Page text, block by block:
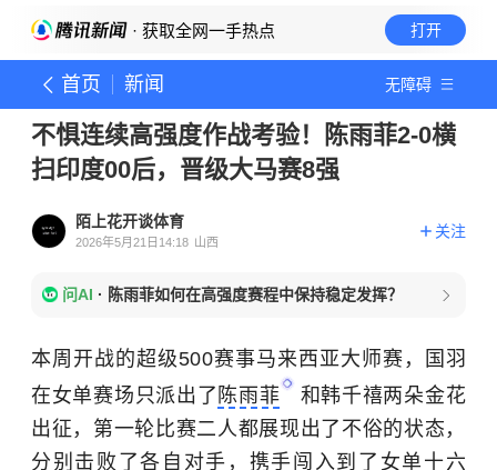
· 获取全网一手热点 打开
首页 新闻 无障碍
不惧连续高强度作战考验！陈雨菲2-0横
扫印度00后，晋级大马赛8强
陌上花开谈体育
2026年5月21日14:18 山西
关注
问AI · 陈雨菲如何在高强度赛程中保持稳定发挥？
本周开战的超级500赛事马来西亚大师赛，国羽
在女单赛场只派出了 陈雨菲
和韩千禧两朵金花
出征，第一轮比赛二人都展现出了不俗的状态，
分别击败了各自对手，携手闯入到了女单十六